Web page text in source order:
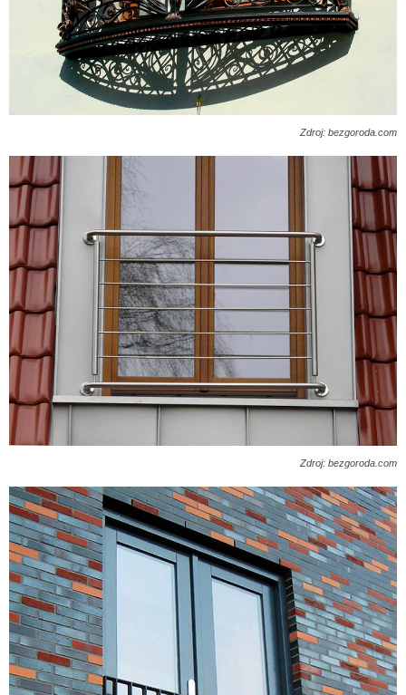
Zdroj: bezgoroda.com
Zdroj: bezgoroda.com